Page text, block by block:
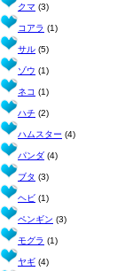
クマ (3)
コアラ (1)
サル (5)
ゾウ (1)
ネコ (1)
ハチ (2)
ハムスター (4)
パンダ (4)
ブタ (3)
ヘビ (1)
ペンギン (3)
モグラ (1)
ヤギ (4)